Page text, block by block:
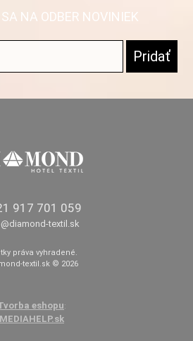
NA ODBER NOVINIEK
917 701 059
textil.sk
práva vyhradené.
textil.sk © 2026
eshopu:
MEDIAHELP.sk